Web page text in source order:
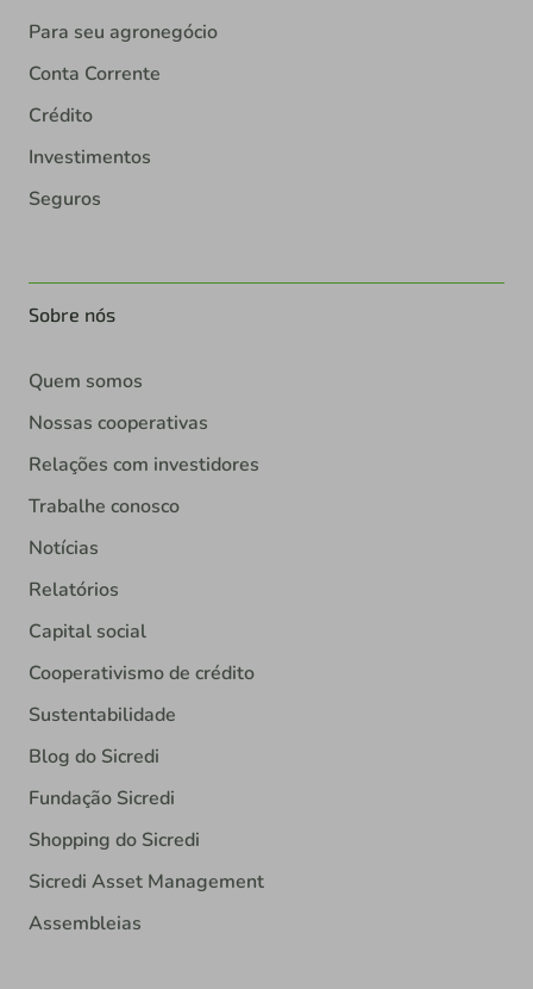
Para seu agronegócio
Conta Corrente
Crédito
Investimentos
Seguros
Sobre nós
Quem somos
Nossas cooperativas
Relações com investidores
Trabalhe conosco
Notícias
Relatórios
Capital social
Cooperativismo de crédito
Sustentabilidade
Blog do Sicredi
Fundação Sicredi
Shopping do Sicredi
Sicredi Asset Management
Assembleias